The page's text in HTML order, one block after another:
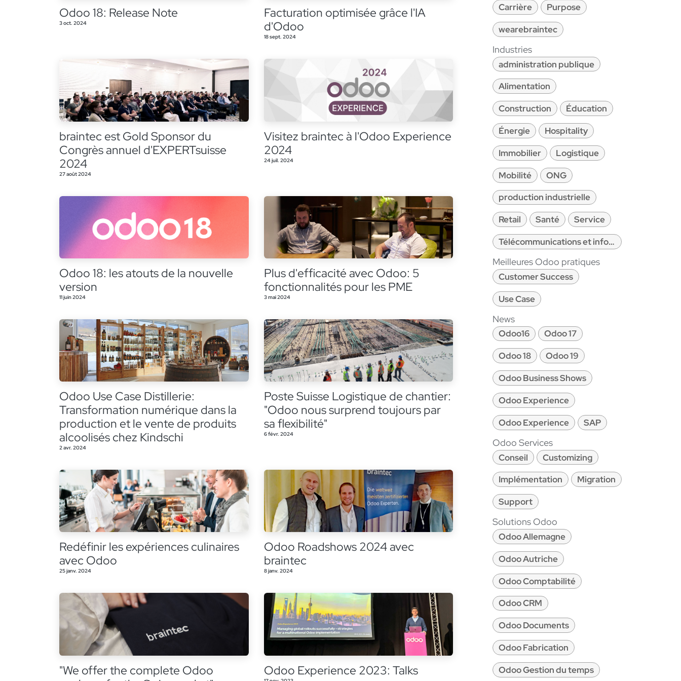
Odoo 18: Release Note
3 oct. 2024
Facturation optimisée grâce l'IA
d'Odoo
18 sept. 2024
braintec est Gold Sponsor du
Congrès annuel d'EXPERTsuisse
2024
27 août 2024
Visitez braintec à l'Odoo Experience
2024
24 juil. 2024
Odoo 18: les atouts de la nouvelle
version
11 juin 2024
Plus d'efficacité avec Odoo: 5
fonctionnalités pour les PME
3 mai 2024
Odoo Use Case Distillerie:
Transformation numérique dans la
production et le vente de produits
alcoolisés chez Kindschi
2 avr. 2024
Poste Suisse Logistique de chantier:
"Odoo nous surprend toujours par
sa flexibilité"
6 févr. 2024
Redéfinir les expériences culinaires
avec Odoo
25 janv. 2024
Odoo Roadshows 2024 avec
braintec
8 janv. 2024
"We offer the complete Odoo
Odoo Experience 2023: Talks
Carrière
Purpose
wearebraintec
Industries
administration publique
Alimentation
Construction
Éducation
Énergie
Hospitality
Immobilier
Logistique
Mobilité
ONG
production industrielle
Retail
Santé
Service
Télécommunications et informatique
Meilleures Odoo pratiques
Customer Success
Use Case
News
Odoo16
Odoo 17
Odoo 18
Odoo 19
Odoo Business Shows
Odoo Experience
Odoo Experience
SAP
Odoo Services
Conseil
Customizing
Implémentation
Migration
Support
Solutions Odoo
Odoo Allemagne
Odoo Autriche
Odoo Comptabilité
Odoo CRM
Odoo Documents
Odoo Fabrication
Odoo Gestion du temps